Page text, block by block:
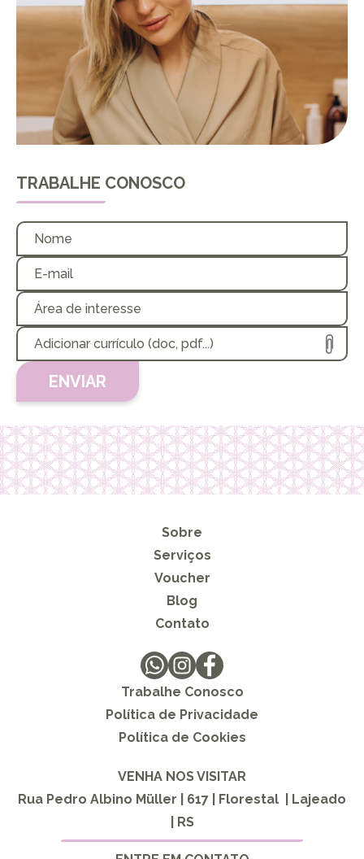
TRABALHE CONOSCO
Adicionar currículo (doc, pdf...)
ENVIAR
Sobre
Serviços
Voucher
Blog
Contato
Trabalhe Conosco
Política de Privacidade
Política de Cookies
VENHA NOS VISITAR
Rua Pedro Albino Müller | 617 | Florestal | Lajeado
| RS